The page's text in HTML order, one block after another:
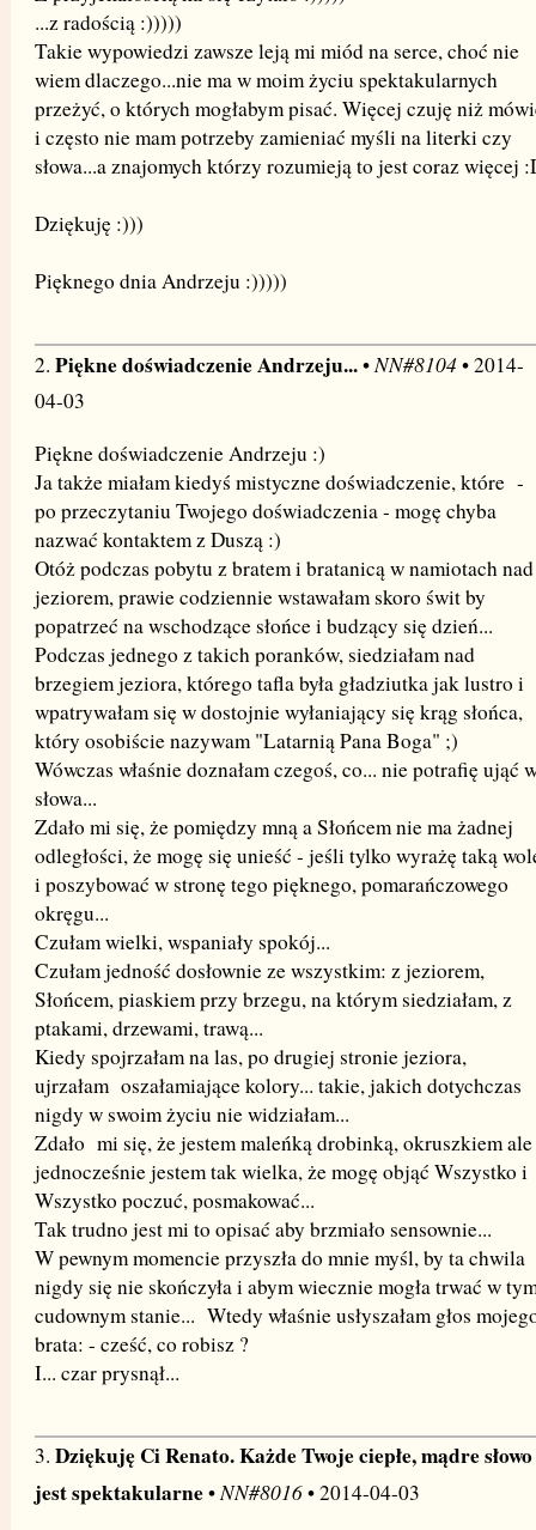
...z radością :)))))
Takie wypowiedzi zawsze leją mi miód na serce, choć nie
wiem dlaczego...nie ma w moim życiu spektakularnych
przeżyć, o których mogłabym pisać. Więcej czuję niż
i często nie mam potrzeby zamieniać myśli na literki czy
słowa...a znajomych którzy rozumieją to jest coraz więcej
Dziękuję :)))
Pięknego dnia Andrzeju :)))))
2. Piękne doświadczenie Andrzeju...•NN#8104• 2014-
04-03
Piękne doświadczenie Andrzeju :)
Ja także miałam kiedyś mistyczne doświadczenie, które -
po przeczytaniu Twojego doświadczenia - mogę chyba
nazwać kontaktem z Duszą :)
Otóż podczas pobytu z bratem i bratanicą w namiotach nad
jeziorem, prawie codziennie wstawałam skoro świt by
popatrzeć na wschodzące słońce i budzący się dzień...
Podczas jednego z takich poranków, siedziałam nad
brzegiem jeziora, którego tafla była gładziutka jak lustro i
wpatrywałam się w dostojnie wyłaniający się krąg słońca,
który osobiście nazywam "Latarnią Pana Boga" ;)
Wówczas właśnie doznałam czegoś, co... nie potrafię ująć
słowa...
Zdało mi się, że pomiędzy mną a Słońcem nie ma żadnej
odległości, że mogę się unieść - jeśli tylko wyrażę taką
i poszybować w stronę tego pięknego, pomarańczowego
okręgu...
Czułam wielki, wspaniały spokój...
Czułam jedność dosłownie ze wszystkim: z jeziorem,
Słońcem, piaskiem przy brzegu, na którym siedziałam, z
ptakami, drzewami, trawą...
Kiedy spojrzałam na las, po drugiej stronie jeziora,
ujrzałam oszałamiające kolory... takie, jakich dotychczas
nigdy w swoim życiu nie widziałam...
Zdało mi się, że jestem maleńką drobinką, okruszkiem ale
jednocześnie jestem tak wielka, że mogę objąć Wszystko i
Wszystko poczuć, posmakować...
Tak trudno jest mi to opisać aby brzmiało sensownie...
W pewnym momencie przyszła do mnie myśl, by ta chwila
nigdy się nie skończyła i abym wiecznie mogła trwać w
cudownym stanie... Wtedy właśnie usłyszałam głos
brata: - cześć, co robisz ?
I... czar prysnął...
3. Dziękuję Ci Renato. Każde Twoje ciepłe, mądre słowo
jest spektakularne•NN#8016• 2014-04-03